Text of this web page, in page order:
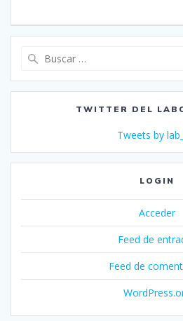
TWITTER DEL
Tweets by
LOGIN
Acceder
Feed de
Feed de